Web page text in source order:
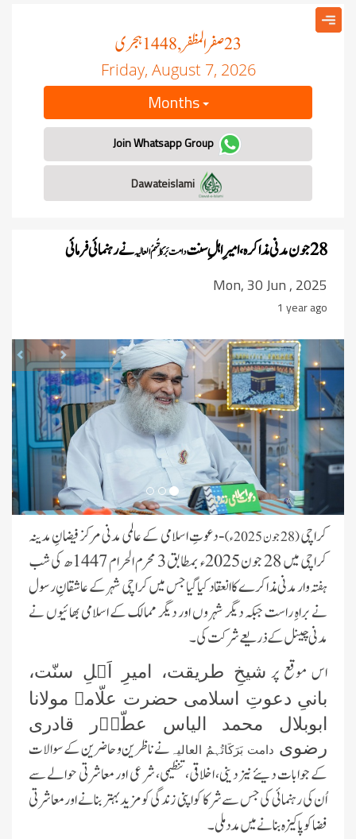
23صفر المظفر, 1448 ہجری
Friday, August 7, 2026
Months
Join Whatsapp Group
28 جون مدنی مذاکرہ، امیرِ اہلِ سنت دامت بَرَکَاتُہمُ العالیہنے رہنمائی فرمائی
Mon, 30 Jun , 2025
1 year ago
Next
کراچی(28 جون 2025ء)
- دعوتِ اسلامی کے عالمی مدنی مرکز فیضانِ مدینہ
کراچی میں 28 جون 2025ء بمطابق 3 محرم الحرام 1447ھ کی شب
ہفتہ وار مدنی مذاکرے کا انعقاد کیا گیا جس میں کراچی شہر کے عاشقانِ رسول
نے براہِ راست جبکہ دیگر شہروں اور دیگر ممالک کے اسلامی بھائیوں نے
مدنی چینل کے ذریعے شرکت کی۔
اس موقع پر شیخِ طریقت، امیرِ اَہلِ سنّت،
بانیِ دعوتِ اسلامی حضرت علّامہ مولانا
ابوبلال محمد الیاس عطّاؔر قادری
رضوی دامت بَرَکَاتُہمُ العالیہ نے ناظرین و حاضرین کے سوالات
کے جوابات دیئے نیز دینی، اخلاقی، تنظیمی، شرعی اور معاشرتی حوالے سے
اُن کی رہنمائی کی جس سے شرکا کو اپنی زندگی کو مزید بہتر بنانے اور معاشرتی
فضا کو پاکیزہ بنانے میں مدد ملی۔